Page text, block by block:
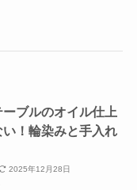
ブルのオイル仕上
！輪染みと手入れ
2025年12月28日